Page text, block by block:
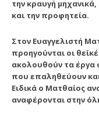
την κραυγή
και την προφητεία.
Στον Ευαγγελιστή
προηγούνται οι
ακολουθούν τα έργα
που επαληθεύουν
Ειδικά ο Ματθαίος
αναφέρονται στην